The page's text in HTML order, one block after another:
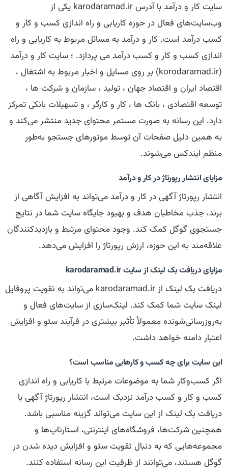
سایت كار و درآمد با آدرس karodaramad.ir یکی از
وب‌سایت‌های فعال در حوزه کاریابی و راه اندازی کسب و کار و
کسب درآمد است. کار و درآمد به مسائل مربوط به کاریابی و راه
اندازی کسب و کار و کسب درآمد می پردازد. ؛ سایت کار و درآمد
(korodaramad.ir) بر روی مسایل و اخبار مربوط به اشتغال ،
اقتصاد ایران و اقتصاد جهان ، تولید ، سازمان و شرکت ها ،
توسعه اقتصادی ، بانک ها ، کار و کارگر ، و تسهیلات بانکی تمرکز
دارد. این رسانه به صورت مستمر محتوای جدید منتشر می‌کند و
به همین دلیل صفحات آن توسط موتورهای جستجو به‌طور
منظم ایندکس می‌شوند.
مزایای انتشار رپورتاژ در كار و درآمد
انتشار رپورتاژ آگهی در كار و درآمد می‌تواند به افزایش آگاهی از
برند، جذب مخاطبان هدف و بهبود جایگاه سایت شما در نتایج
جستجوی گوگل کمک کند. وجود محتوای مرتبط و بازدیدکنندگان
علاقه‌مند به این حوزه، ارزش رپورتاژ را افزایش می‌دهد.
مزایای دریافت بک لینک از سایت karodaramad.ir
دریافت بک لینک از karodaramad.ir می‌تواند به تقویت پروفایل
لینک سایت شما کمک کند. لینک‌سازی از سایت‌های فعال و
به‌روزرسانی‌شونده معمولاً تأثیر بیشتری در فرآیند سئو و افزایش
اعتبار دامنه خواهد داشت.
این سایت برای چه کسب و کارهایی مناسب است؟
اگر کسب‌وکار شما به موضوعات مرتبط با کاریابی و راه اندازی
کسب و کار و کسب درآمد نزدیک است، انتشار رپورتاژ آگهی یا
دریافت بک لینک از این سایت می‌تواند گزینه مناسبی باشد.
همچنین شرکت‌ها، فروشگاه‌های اینترنتی، استارتاپ‌ها و
مجموعه‌هایی که به دنبال تقویت سئو و افزایش دیده شدن در
گوگل هستند، می‌توانند از ظرفیت این رسانه استفاده کنند.